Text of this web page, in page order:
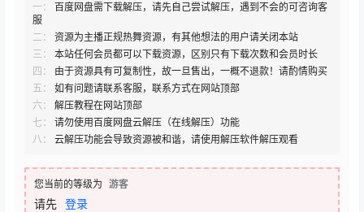
一：
百度网盘需下载解压，请先自己尝试解压，遇到不会的可咨询客
服
二：
资源为主播正规热舞资源，有其他想法的用户请关闭本站
三：
本站任何会员都可以下载资源，区别只有下载次数和会员时长
四：
由于资源具有可复制性，故一旦售出，一概不退款！请酌情购买
五：
如有问题请联系客服，联系方式在网站顶部
六：
解压教程在网站顶部
七：
请勿使用百度网盘云解压（在线解压）功能
八：
云解压功能会导致资源被和谐，请使用解压软件解压观看
您当前的等级为 游客
请先 登录